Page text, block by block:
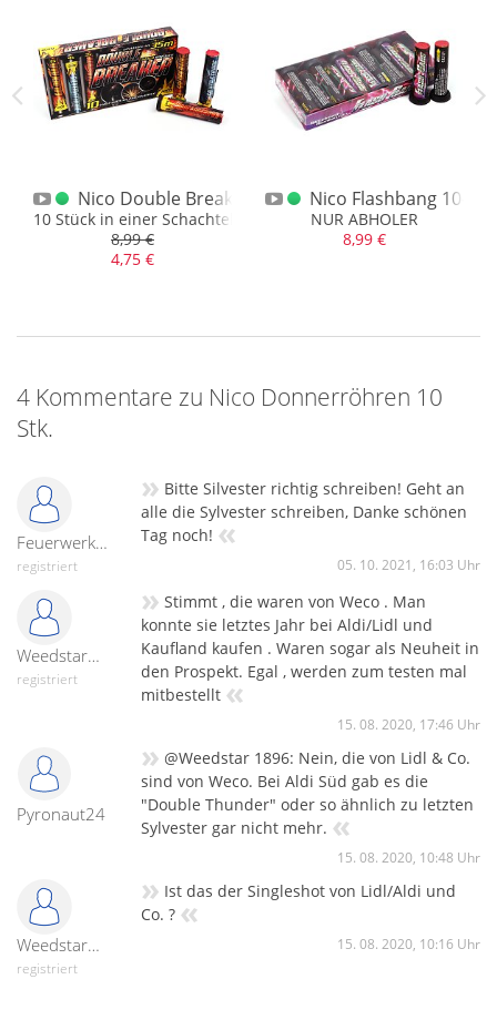
Nico Double Breaker / Crusher 10er
10 Stück in einer Schachtel, gute Bukett-Bombenrohre
8,99 €
4,75 €
Nico Flashbang 10-er
NUR ABHOLER
8,99 €
4 Kommentare zu Nico Donnerröhren 10
Stk.
Feuerwerk007
registriert
» Bitte Silvester richtig schreiben! Geht an
alle die Sylvester schreiben, Danke schönen
Tag noch! «
05. 10. 2021, 16:03 Uhr
Weedstar1896
registriert
» Stimmt , die waren von Weco . Man
konnte sie letztes Jahr bei Aldi/Lidl und
Kaufland kaufen . Waren sogar als Neuheit in
den Prospekt. Egal , werden zum testen mal
mitbestellt «
15. 08. 2020, 17:46 Uhr
Pyronaut24
» @Weedstar 1896: Nein, die von Lidl & Co.
sind von Weco. Bei Aldi Süd gab es die
"Double Thunder" oder so ähnlich zu letzten
Sylvester gar nicht mehr. «
15. 08. 2020, 10:48 Uhr
Weedstar1896
registriert
» Ist das der Singleshot von Lidl/Aldi und
Co. ? «
15. 08. 2020, 10:16 Uhr